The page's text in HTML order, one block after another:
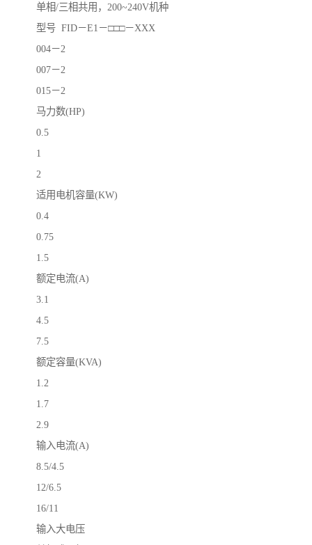
单相/三相共用，200~240V机种
型号 FID－E1－□□□－XXX
004－2
007－2
015－2
马力数(HP)
0.5
1
2
适用电机容量(KW)
0.4
0.75
1.5
额定电流(A)
3.1
4.5
7.5
额定容量(KVA)
1.2
1.7
2.9
输入电流(A)
8.5/4.5
12/6.5
16/11
输入大电压